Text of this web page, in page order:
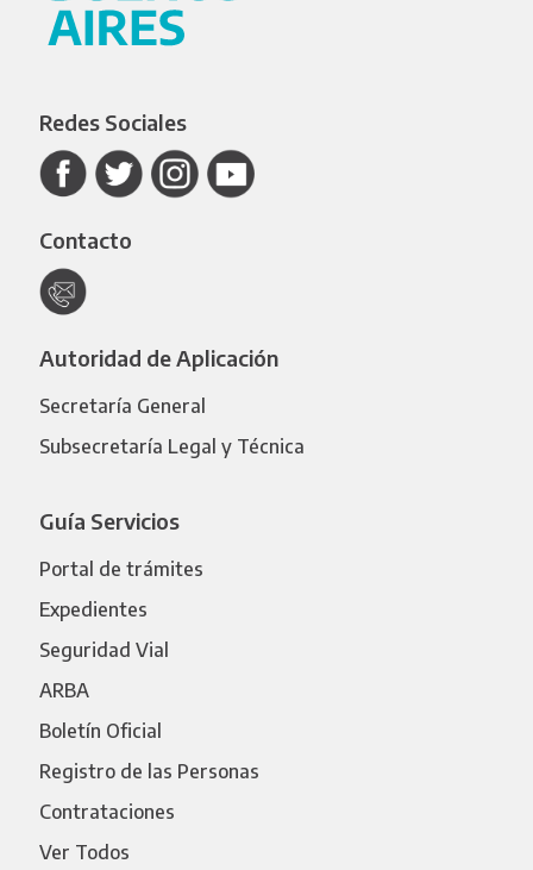
Redes Sociales
Contacto
Autoridad de Aplicación
Secretaría General
Subsecretaría Legal y Técnica
Guía Servicios
Portal de trámites
Expedientes
Seguridad Vial
ARBA
Boletín Oficial
Registro de las Personas
Contrataciones
Ver Todos